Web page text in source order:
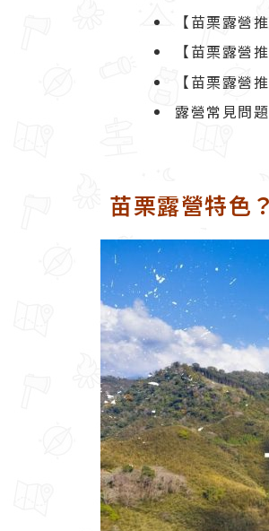
【苗栗露營
【苗栗露營
【苗栗露營
露營常見問題
苗栗露營特色